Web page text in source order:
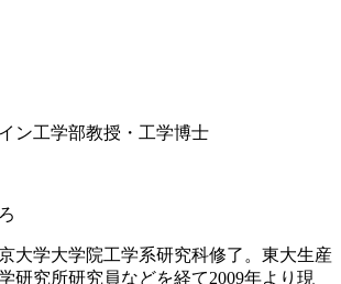
ン工学部教授・工学博士
大学大学院工学系研究科修了。東大生産
研究所研究員などを経て2009年より現